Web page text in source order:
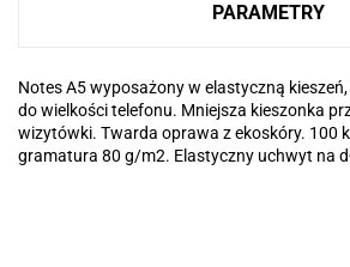
PARAMETRY
Notes A5 wyposażony w elastyczną
do wielkości telefonu. Mniejsza kieszonka
wizytówki. Twarda oprawa z ekoskóry. 100
gramatura 80 g/m2. Elastyczny uchwyt na